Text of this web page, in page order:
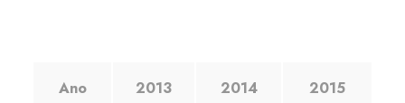
Ano 2013 2014 2015